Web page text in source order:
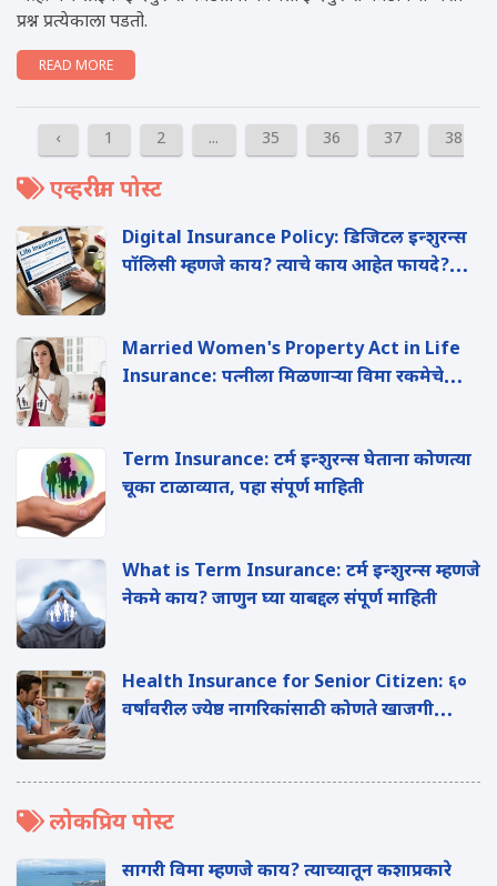
प्रश्न प्रत्येकाला पडतो.
READ MORE
‹ 1 2 ... 35 36 37 38
एव्हरग्रीन पोस्ट
Digital Insurance Policy: ड‍िजिटल इन्शुरन्स
पॉलिसी म्हणजे काय? त्याचे काय आहेत फायदे?
Married Women's Property Act in Life
Insurance: पत्नीला ‍मिळणाऱ्या व‍िमा रकमेचे
Term Insurance: टर्म इन्शुरन्स घेताना कोणत्या
चूका टाळाव्यात, पहा संपूर्ण माहिती
What is Term Insurance: टर्म इन्शुरन्स म्हणजे
नेकमे काय? जाणुन घ्या याबद्दल संपूर्ण माहिती
Health Insurance for Senior Citizen: ६०
वर्षांवरील ज्येष्ठ नागरिकांसाठी कोणते खाजगी
लोकप्रिय पोस्ट
सागरी विमा म्हणजे काय? त्याच्यातून कशाप्रकारे